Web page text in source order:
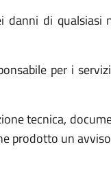
di qualsiasi
per i
tecnica,
prodotto un